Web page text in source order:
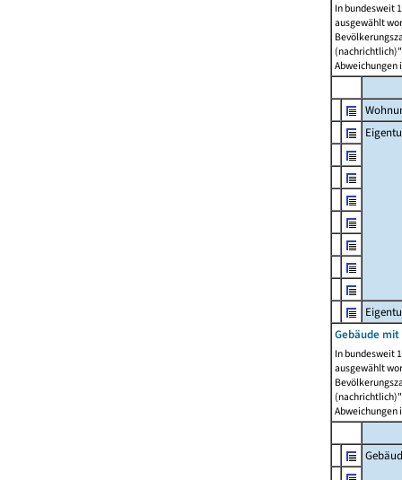
In bundesweit
ausgewählt
Abweichungen
Gebäude
In bundesweit
ausgewählt
Abweichungen